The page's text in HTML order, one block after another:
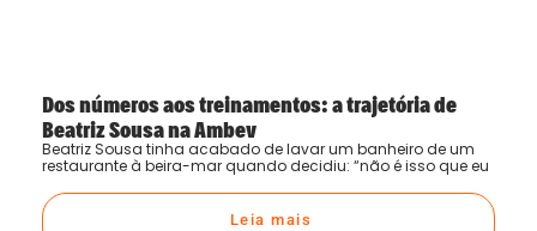
Dos números aos treinamentos: a trajetória de
Beatriz Sousa na Ambev
Beatriz Sousa tinha acabado de lavar um banheiro de um
restaurante à beira-mar quando decidiu: “não é isso que eu
Leia mais